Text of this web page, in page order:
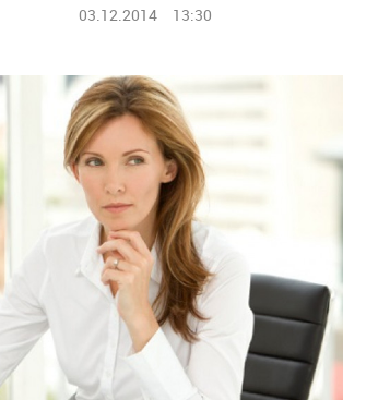
03.12.2014 13:30